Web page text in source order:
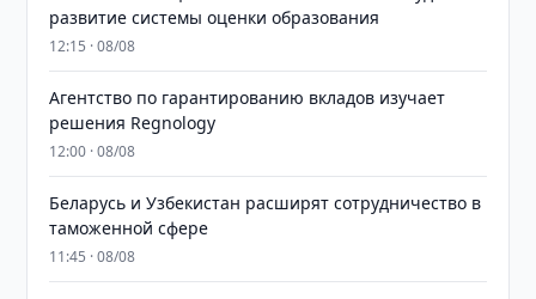
развитие системы оценки образования
12:15 · 08/08
Агентство по гарантированию вкладов изучает
решения Regnology
12:00 · 08/08
Беларусь и Узбекистан расширят сотрудничество в
таможенной сфере
11:45 · 08/08